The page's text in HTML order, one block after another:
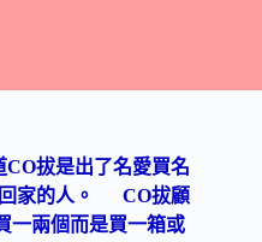
拔是出了名愛買名
回家的人。 CO拔顧
一兩個而是買一箱或